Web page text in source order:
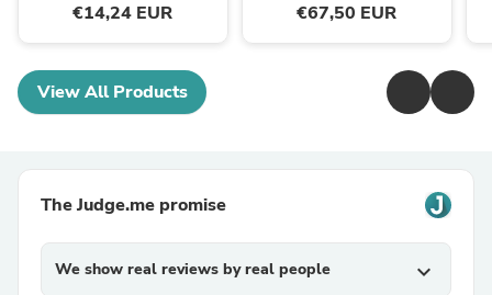
€14,24 EUR €67,50 EUR
View All Products
The Judge.me promise
We show real reviews by real people expand_more